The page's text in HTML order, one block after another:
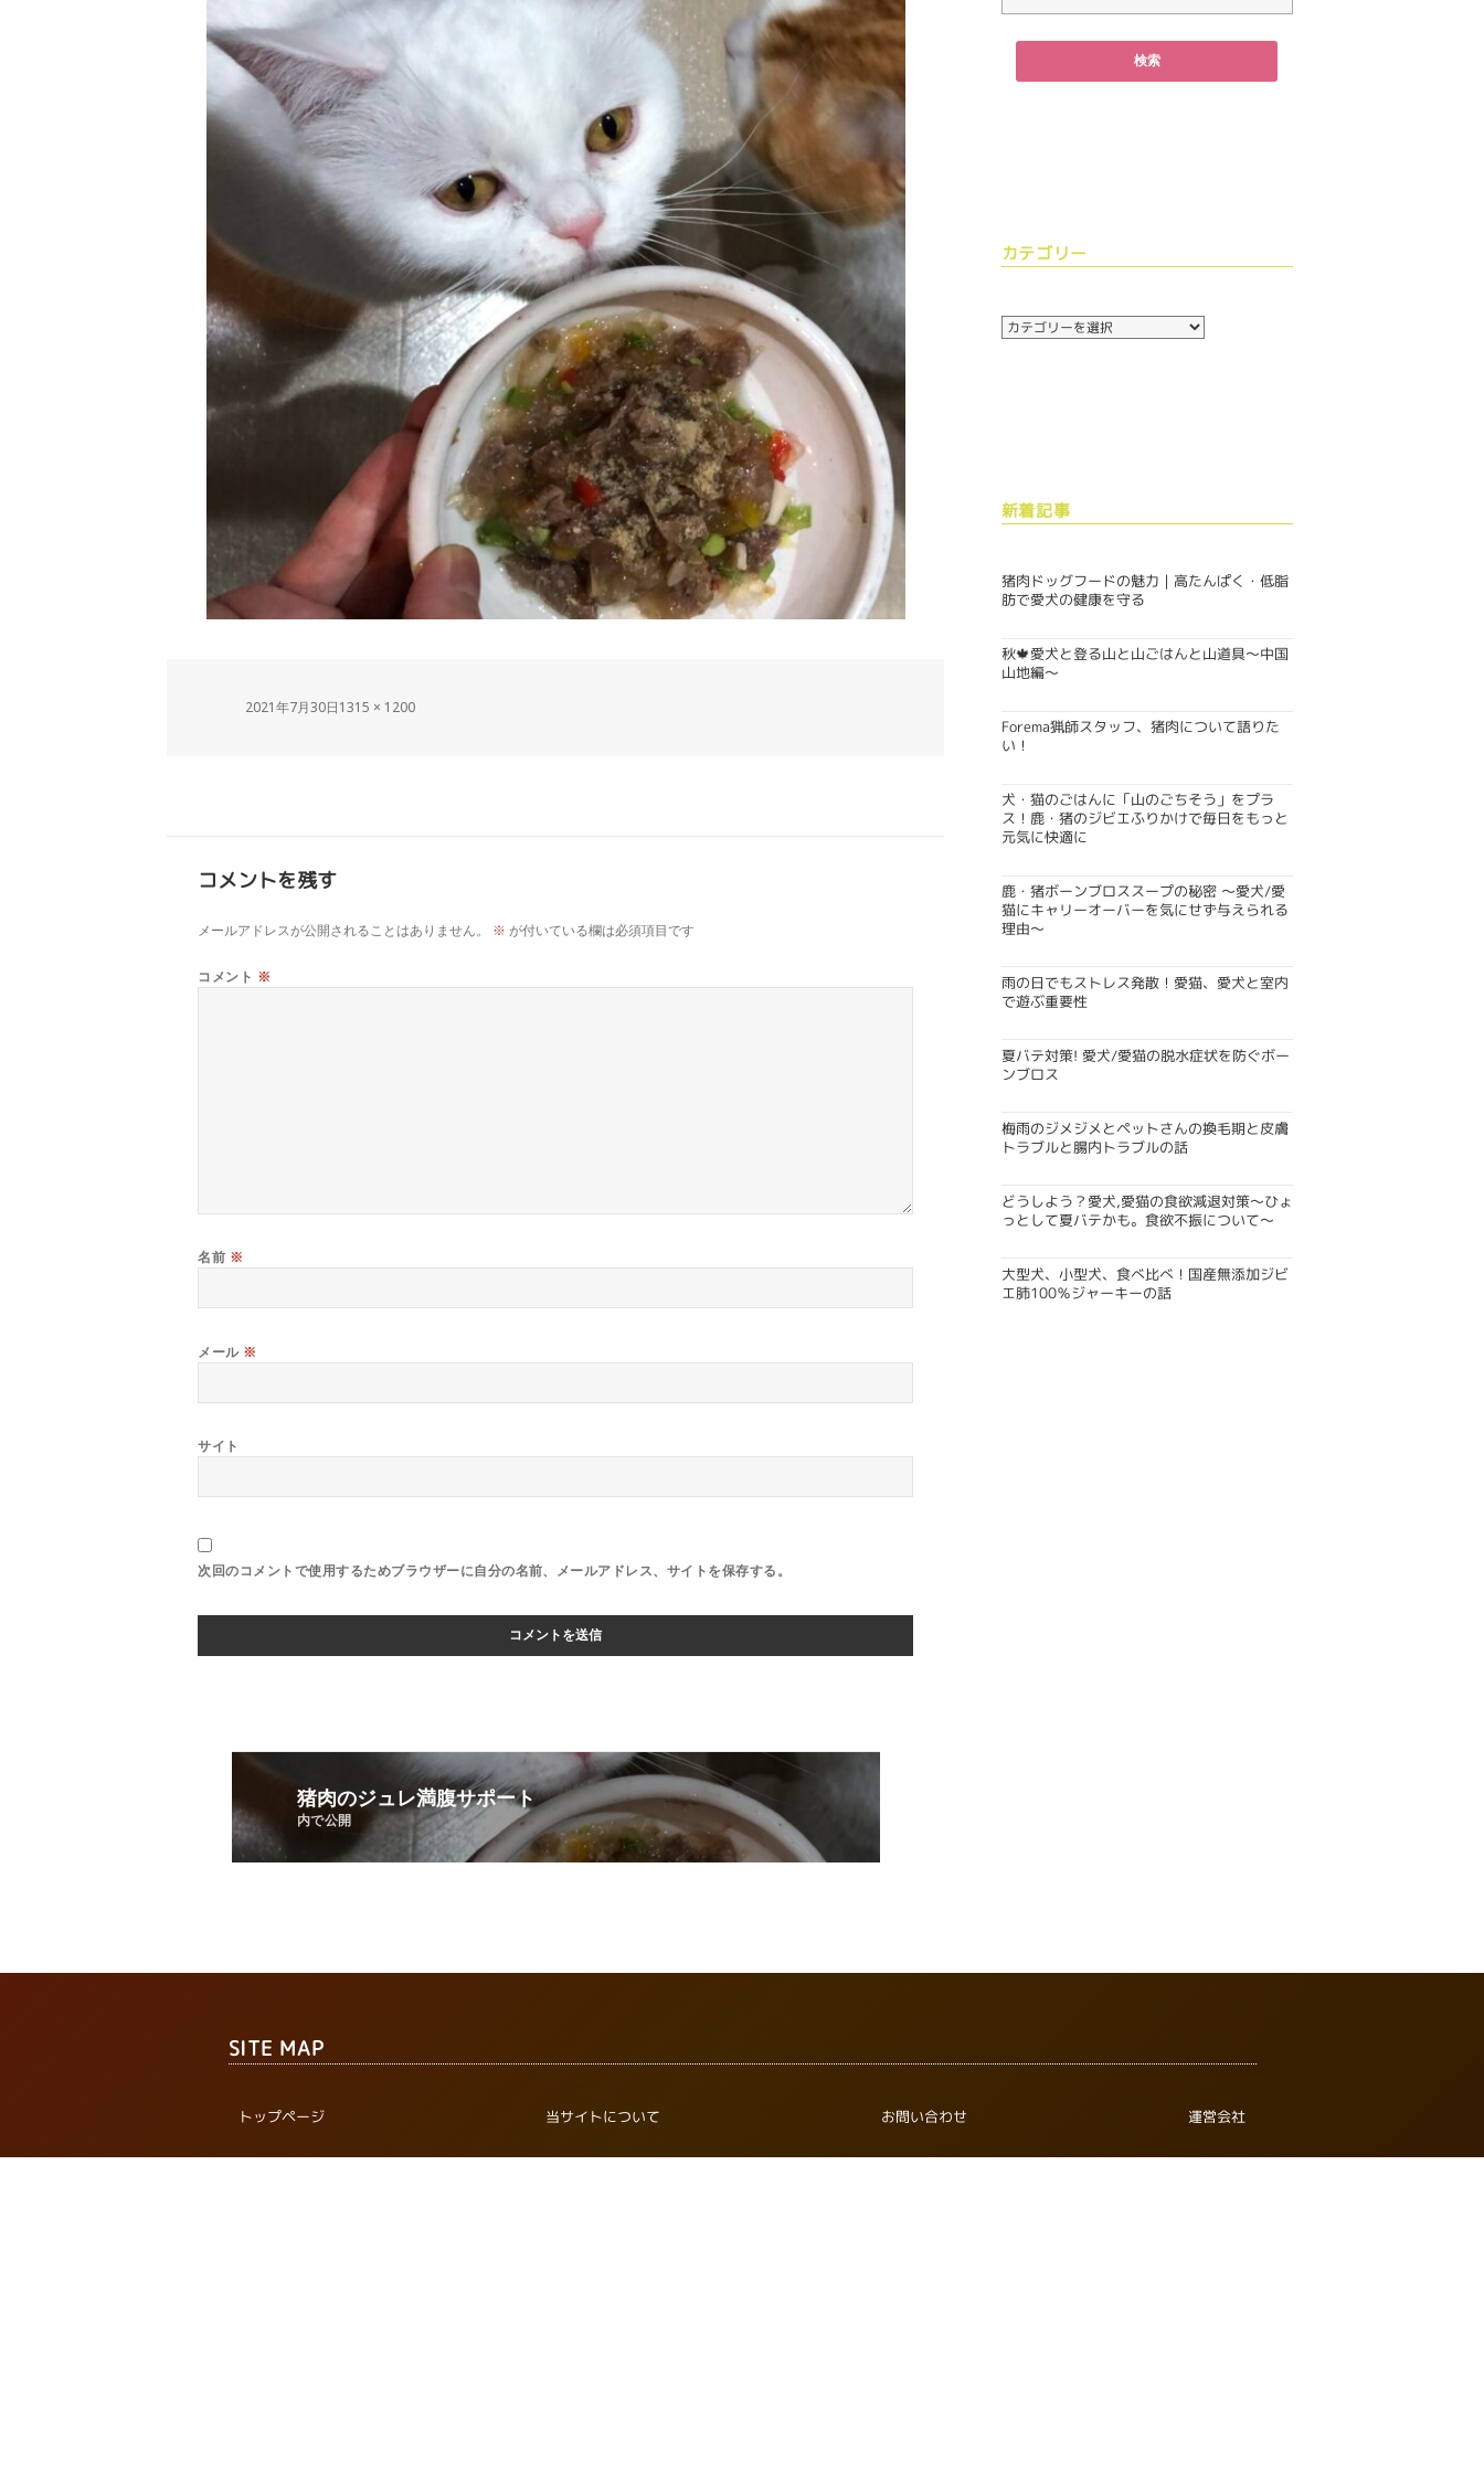
2021年7月30日1315 × 1200
コメントを残す
メールアドレスが公開されることはありません。 ※ が付いている欄は必須項目です
コメント ※
名前 ※
メール ※
サイト
次回のコメントで使用するためブラウザーに自分の名前、メールアドレス、サイトを保存する。
猪肉のジュレ満腹サポート
内で公開
カテゴリー
新着記事
猪肉ドッグフードの魅力｜高たんぱく・低脂
肪で愛犬の健康を守る
秋🍁愛犬と登る山と山ごはんと山道具〜中国
山地編〜
Forema猟師スタッフ、猪肉について語りた
い！
犬・猫のごはんに「山のごちそう」をプラ
ス！鹿・猪のジビエふりかけで毎日をもっと
元気に快適に
鹿・猪ボーンブロススープの秘密 〜愛犬/愛
猫にキャリーオーバーを気にせず与えられる
理由〜
雨の日でもストレス発散！愛猫、愛犬と室内
で遊ぶ重要性
夏バテ対策! 愛犬/愛猫の脱水症状を防ぐボー
ンブロス
梅雨のジメジメとペットさんの換毛期と皮膚
トラブルと腸内トラブルの話
どうしよう？愛犬,愛猫の食欲減退対策〜ひょ
っとして夏バテかも。食欲不振について〜
大型犬、小型犬、食べ比べ！国産無添加ジビ
エ肺100％ジャーキーの話
SITE MAP
トップページ 当サイトについて お問い合わせ 運営会社